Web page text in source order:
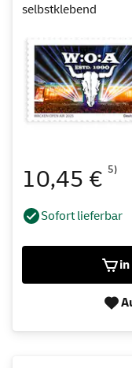
selbstklebend
10,45 € 5)
Sofort lieferbar